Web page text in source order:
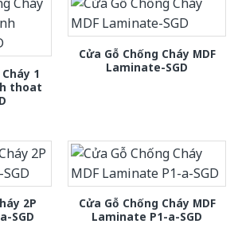
1
thoat
Cửa Gỗ Chống Cháy MDF
Laminate-SGD
2P
SGD
Cửa Gỗ Chống Cháy MDF
Laminate P1-a-SGD